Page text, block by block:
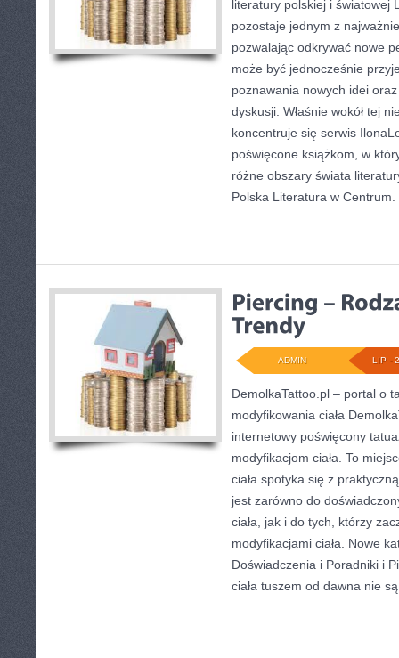
literatury polskiej i światowej
pozostaje jednym z
pozwalając odkrywać nowe
może być jednocześnie
poznawania nowych idei
dyskusji. Właśnie wokół tej
koncentruje się serwis
poświęcone książkom, w
różne obszary świata
Polska Literatura w Centrum.
LIP -
ADMIN
DemolkaTattoo.pl – portal o
modyfikowania ciała
internetowy poświęcony
modyfikacjom ciała. To
ciała spotyka się z
jest zarówno do
ciała, jak i do tych, którzy
modyfikacjami ciała. Nowe
Doświadczenia i Poradniki i
ciała tuszem od dawna nie